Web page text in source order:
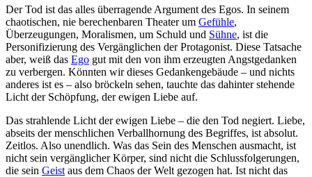
Der Tod ist das alles überragende Argument des Egos. In seinem
chaotischen, nie berechenbaren Theater um Gefühle,
Überzeugungen, Moralismen, um Schuld und Sühne, ist die
Personifizierung des Vergänglichen der Protagonist. Diese Tatsache
aber, weiß das Ego gut mit den von ihm erzeugten Angstgedanken
zu verbergen. Könnten wir dieses Gedankengebäude – und nichts
anderes ist es – also bröckeln sehen, tauchte das dahinter stehende
Licht der Schöpfung, der ewigen Liebe auf.
Das strahlende Licht der ewigen Liebe – die den Tod negiert. Liebe,
abseits der menschlichen Verballhornung des Begriffes, ist absolut.
Zeitlos. Also unendlich. Was das Sein des Menschen ausmacht, ist
nicht sein vergänglicher Körper, sind nicht die Schlussfolgerungen,
die sein Geist aus dem Chaos der Welt gezogen hat. Ist nicht das